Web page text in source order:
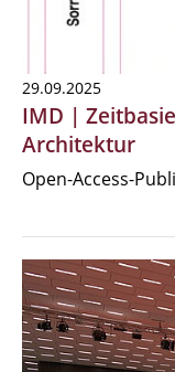
29.09.2025
IMD |
Architektur
Open-Access-